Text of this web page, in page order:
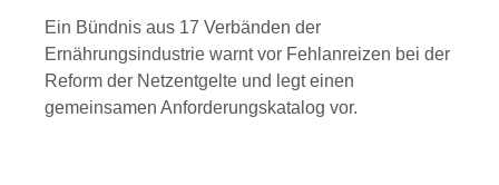
Ein Bündnis aus 17 Verbänden der
Ernährungsindustrie warnt vor Fehlanreizen bei der
Reform der Netzentgelte und legt einen
gemeinsamen Anforderungskatalog vor.